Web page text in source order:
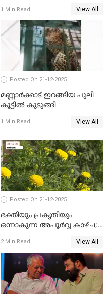
1 Min Read View All
Posted On 21-12-2025
മണ്ണാർക്കാട് ഇറങ്ങിയ പുലി
കൂട്ടിൽ കുടുങ്ങി
1 Min Read View All
Posted On 21-12-2025
ഭക്തിയും പ്രകൃതിയും
ഒന്നാകുന്ന അപൂര്‍വ്വ കാഴ്ച;
കാഴ്ചാനുഭവമൊരുക്കി
ശബരീ നന്ദനം
2 Min Read View All